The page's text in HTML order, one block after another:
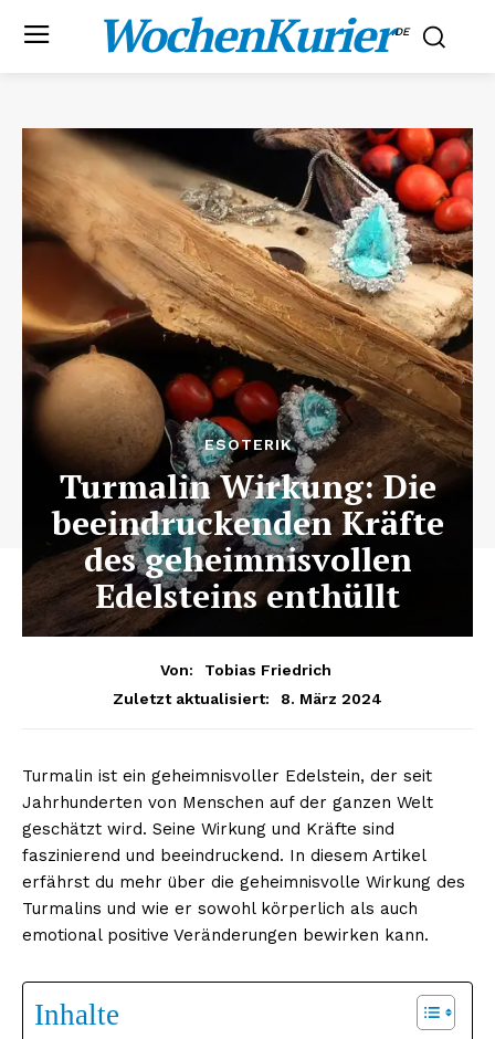
WochenKurier.DE
ESOTERIK
Turmalin Wirkung: Die
beeindruckenden Kräfte
des geheimnisvollen
Edelsteins enthüllt
Von:
Tobias Friedrich
Zuletzt aktualisiert:
8. März 2024
Turmalin ist ein geheimnisvoller Edelstein, der seit
Jahrhunderten von Menschen auf der ganzen Welt
geschätzt wird. Seine Wirkung und Kräfte sind
faszinierend und beeindruckend. In diesem Artikel
erfährst du mehr über die geheimnisvolle Wirkung des
Turmalins und wie er sowohl körperlich als auch
emotional positive Veränderungen bewirken kann.
Inhalte